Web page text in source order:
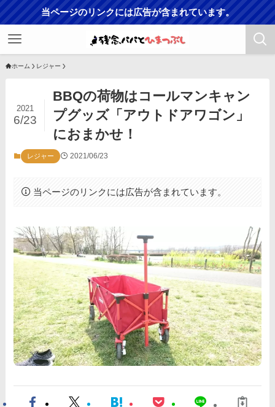
当ページのリンクには広告が含まれています。
ホーム レジャー
BBQの荷物はコールマンキャン
プグッズ「アウトドアワゴン」
におまかせ！
2021
6/23
レジャー 2021/06/23
当ページのリンクには広告が含まれています。